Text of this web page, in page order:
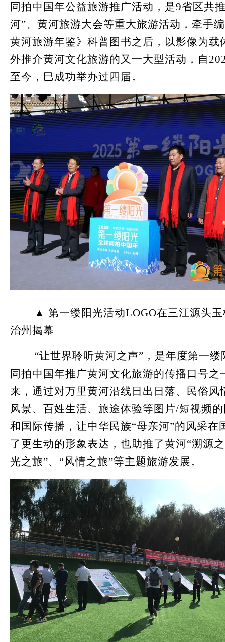
同拍中国年公益旅游推广活动，是9省区共
河”、黄河旅游大会等重大旅游活动，牵手
黄河旅游年鉴》科普图书之后，以影像为载
外推介黄河文化旅游的又一大型活动，自
至今，巳成功举办过四届。
▲ 第一缕阳光活动LOGO在三江源头玉
治州揭幕
“让世界聆听黄河之声”，是年度第一缕
同拍中国年推广黄河文化旅游的传播口号之
来，通过对万里黄河沿线日出日落、民俗风
风景、百姓生活、旅途体验等图片/短视频
和国际传播，让中华民族“母亲河”的风采在
了更生动的形象表达，也助推了黄河“溯源
光之旅”、“风情之旅”等主题旅游发展。